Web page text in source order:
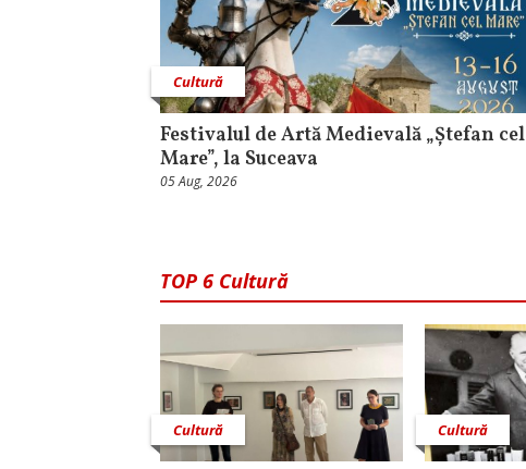
Cultură
Festivalul de Artă Medievală „Ștefan cel
Mare”, la Suceava
05 Aug, 2026
TOP 6 Cultură
Cultură Cultură